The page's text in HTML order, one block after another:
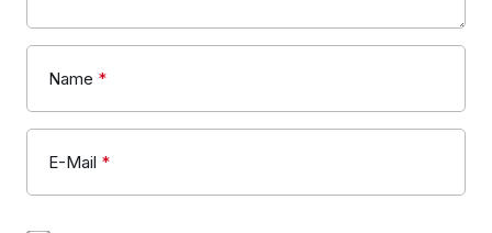
Name *
E-Mail *